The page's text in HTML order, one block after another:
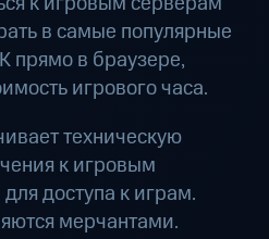
в самые популярные
прямо в браузере,
игрового часа.
техническую
к игровым
доступа к играм.
мерчантами.